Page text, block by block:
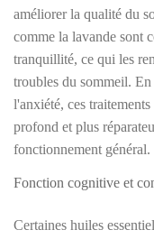
améliorer la qualité du
comme la lavande sont
tranquillité, ce qui les
troubles du sommeil.
l'anxiété, ces
profond et plus
fonctionnement général.
Fonction cognitive et
Certaines huiles